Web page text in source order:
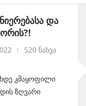
და
520 ნახვა
კმაყოფილი
ზღვარი